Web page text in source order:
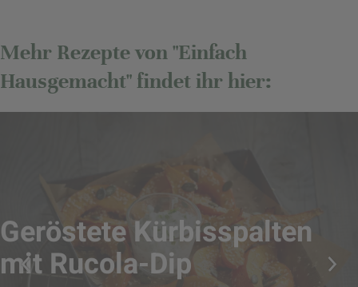
Mehr Rezepte von "Einfach
Hausgemacht" findet ihr hier:
Geröstete Kürbisspalten
mit Rucola-Dip